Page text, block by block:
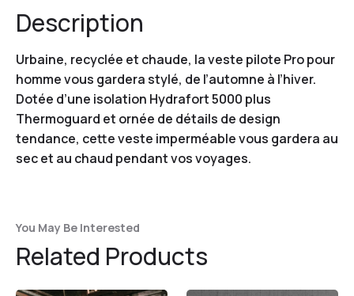
Description
Urbaine, recyclée et chaude, la veste pilote Pro pour
homme vous gardera stylé, de l’automne à l’hiver.
Dotée d’une isolation Hydrafort 5000 plus
Thermoguard et ornée de détails de design
tendance, cette veste imperméable vous gardera au
sec et au chaud pendant vos voyages.
You May Be Interested
Related Products